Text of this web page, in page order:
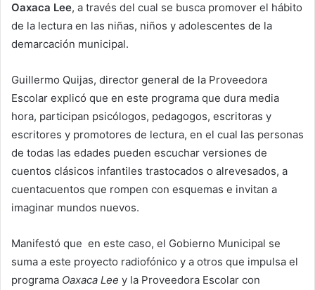
Oaxaca Lee, a través del cual se busca promover el hábito
de la lectura en las niñas, niños y adolescentes de la
demarcación municipal.
Guillermo Quijas, director general de la Proveedora
Escolar explicó que en este programa que dura media
hora, participan psicólogos, pedagogos, escritoras y
escritores y promotores de lectura, en el cual las personas
de todas las edades pueden escuchar versiones de
cuentos clásicos infantiles trastocados o alrevesados, a
cuentacuentos que rompen con esquemas e invitan a
imaginar mundos nuevos.
Manifestó que en este caso, el Gobierno Municipal se
suma a este proyecto radiofónico y a otros que impulsa el
programa Oaxaca Lee y la Proveedora Escolar con